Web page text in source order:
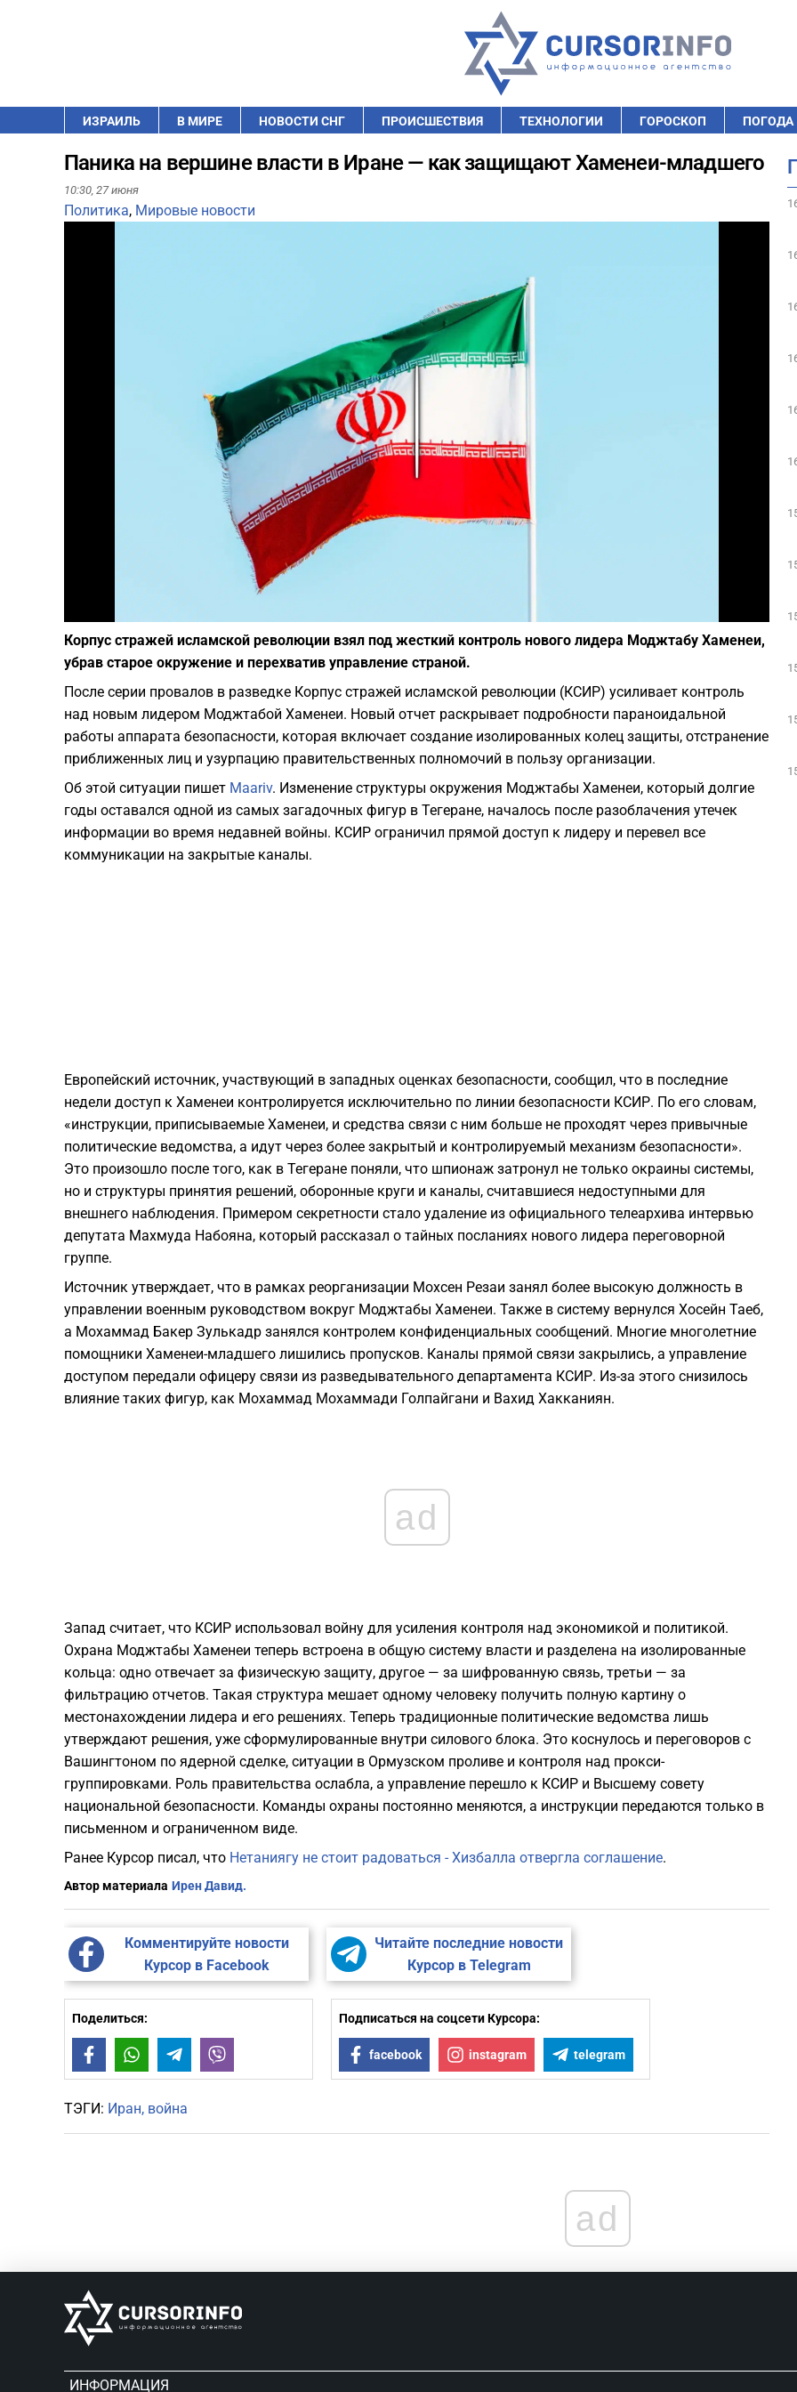
ИЗРАИЛЬ В МИРЕ НОВОСТИ СНГ ПРОИСШЕСТВИЯ ТЕХНОЛОГИИ ГОРОСКОП ПОГОДА
Паника на вершине власти в Иране — как защищают Хаменеи-младшего
10:30, 27 июня
Политика, Мировые новости
Корпус стражей исламской революции взял под жесткий контроль нового лидера Моджтабу Хаменеи,
убрав старое окружение и перехватив управление страной.
После серии провалов в разведке Корпус стражей исламской революции (КСИР) усиливает контроль
над новым лидером Моджтабой Хаменеи. Новый отчет раскрывает подробности параноидальной
работы аппарата безопасности, которая включает создание изолированных колец защиты, отстранение
приближенных лиц и узурпацию правительственных полномочий в пользу организации.
Об этой ситуации пишет Maariv. Изменение структуры окружения Моджтабы Хаменеи, который долгие
годы оставался одной из самых загадочных фигур в Тегеране, началось после разоблачения утечек
информации во время недавней войны. КСИР ограничил прямой доступ к лидеру и перевел все
коммуникации на закрытые каналы.
Европейский источник, участвующий в западных оценках безопасности, сообщил, что в последние
недели доступ к Хаменеи контролируется исключительно по линии безопасности КСИР. По его словам,
«инструкции, приписываемые Хаменеи, и средства связи с ним больше не проходят через привычные
политические ведомства, а идут через более закрытый и контролируемый механизм безопасности».
Это произошло после того, как в Тегеране поняли, что шпионаж затронул не только окраины системы,
но и структуры принятия решений, оборонные круги и каналы, считавшиеся недоступными для
внешнего наблюдения. Примером секретности стало удаление из официального телеархива интервью
депутата Махмуда Набояна, который рассказал о тайных посланиях нового лидера переговорной
группе.
Источник утверждает, что в рамках реорганизации Мохсен Резаи занял более высокую должность в
управлении военным руководством вокруг Моджтабы Хаменеи. Также в систему вернулся Хосейн Таеб,
а Мохаммад Бакер Зулькадр занялся контролем конфиденциальных сообщений. Многие многолетние
помощники Хаменеи-младшего лишились пропусков. Каналы прямой связи закрылись, а управление
доступом передали офицеру связи из разведывательного департамента КСИР. Из-за этого снизилось
влияние таких фигур, как Мохаммад Мохаммади Голпайгани и Вахид Хакканиян.
ad
Запад считает, что КСИР использовал войну для усиления контроля над экономикой и политикой.
Охрана Моджтабы Хаменеи теперь встроена в общую систему власти и разделена на изолированные
кольца: одно отвечает за физическую защиту, другое — за шифрованную связь, третьи — за
фильтрацию отчетов. Такая структура мешает одному человеку получить полную картину о
местонахождении лидера и его решениях. Теперь традиционные политические ведомства лишь
утверждают решения, уже сформулированные внутри силового блока. Это коснулось и переговоров с
Вашингтоном по ядерной сделке, ситуации в Ормузском проливе и контроля над прокси-
группировками. Роль правительства ослабла, а управление перешло к КСИР и Высшему совету
национальной безопасности. Команды охраны постоянно меняются, а инструкции передаются только в
письменном и ограниченном виде.
Ранее Курсор писал, что Нетаниягу не стоит радоваться - Хизбалла отвергла соглашение.
Автор материала Ирен Давид.
Комментируйте новости
Курсор в Facebook
Читайте последние новости
Курсор в Telegram
Поделиться:
FacebookWhatsAppTelegram
Подписаться на соцсети Курсора:
facebook instagram telegram
ТЭГИ: Иран война
ad
ИНФОРМАЦИЯ